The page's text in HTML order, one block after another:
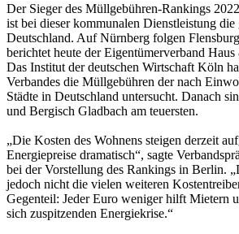
Der Sieger des Müllgebühren-Rankings
ist bei dieser kommunalen Dienstleistung die
Deutschland. Auf Nürnberg folgen
berichtet heute der Eigentümerverband
Das Institut der deutschen Wirtschaft Köln
Verbandes die Müllgebühren der nach
Städte in Deutschland untersucht. Danach
und Bergisch Gladbach am teuersten.
„Die Kosten des Wohnens steigen derzeit
Energiepreise dramatisch“, sagte
bei der Vorstellung des Rankings in Berlin.
jedoch nicht die vielen weiteren
Gegenteil: Jeder Euro weniger hilft Mietern
sich zuspitzenden Energiekrise.“